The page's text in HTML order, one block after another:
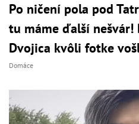
Po ničení pola pod
tu máme ďalší nešvár!
Dvojica kvôli fotke
Domáce